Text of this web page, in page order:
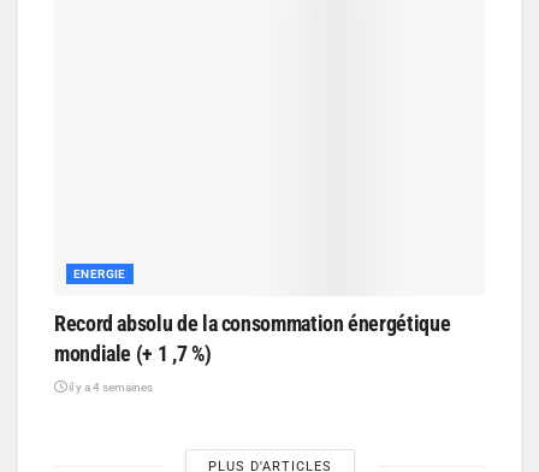
ENERGIE
Record absolu de la consommation énergétique
mondiale (+ 1 ,7 %)
il y a 4 semaines
PLUS D'ARTICLES